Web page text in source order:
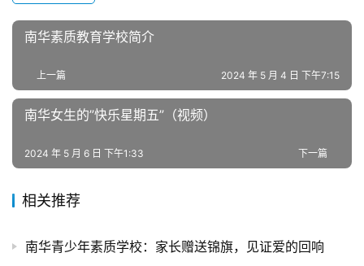
新
闻
研
中
长
南华素质教育学校简介
上一篇 2024 年 5 月 4 日 下午7:15
南华女生的”快乐星期五”（视频）
下一篇
2024 年 5 月 6 日 下午1:33
相关推荐
南华青少年素质学校：家长赠送锦旗，见证爱的回响